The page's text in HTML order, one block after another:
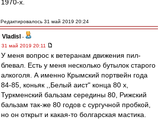
1970-х.
Редактировалось 31 май 2019 20:24
Vladisl
-
31 май 2019 20:11
У меня вопрос к ветеранам движения пил-
блевал. Есть у меня несколько бутылок старого
алкоголя. А именно Крымский портвейн года
84-85, коньяк ,,Белый аист" конца 80 х,
Туркменский бальзам середины 80, Рижский
бальзам так-же 80 годов с сургучной пробкой,
но он открыт и какая-то болгарская мастика.